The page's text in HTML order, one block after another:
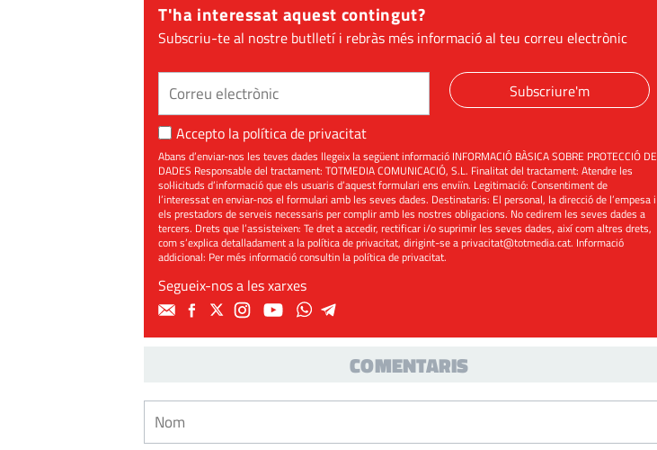
T'ha interessat aquest contingut?
Subscriu-te al nostre butlletí i rebràs més informació al teu correu electrònic
Subscriure'm
Accepto la política de privacitat
Abans d’enviar-nos les teves dades llegeix la següent informació INFORMACIÓ BÀSICA SOBRE PROTECCIÓ DE
DADES Responsable del tractament: TOTMEDIA COMUNICACIÓ, S.L. Finalitat del tractament: Atendre les
sol·licituds d’informació que els usuaris d’aquest formulari ens enviïn. Legitimació: Consentiment de
l’interessat en enviar-nos el formulari amb les seves dades. Destinataris: El personal, la direcció de l’empesa i
els prestadors de serveis necessaris per complir amb les nostres obligacions. No cedirem les seves dades a
tercers. Drets que l’assisteixen: Te dret a accedir, rectificar i/o suprimir les seves dades, així com altres drets,
com s’explica detalladament a la política de privacitat, dirigint-se aprivacitat@totmedia.cat. Informació
addicional: Per més informació consultin lapolítica de privacitat.
Segueix-nos a les xarxes
COMENTARIS